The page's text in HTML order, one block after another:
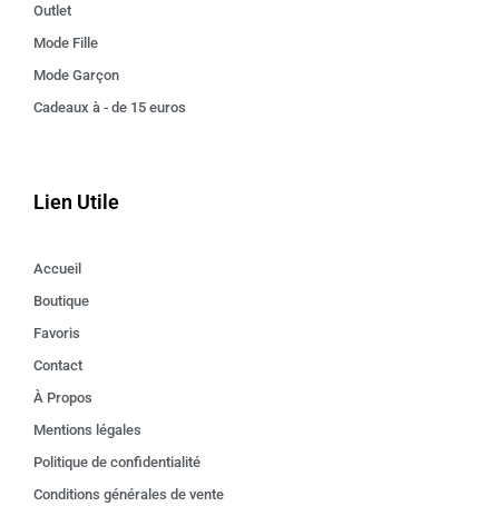
Outlet
Mode Fille
Mode Garçon
Cadeaux à - de 15 euros
Lien Utile
Accueil
Boutique
Favoris
Contact
À Propos
Mentions légales
Politique de confidentialité
Conditions générales de vente